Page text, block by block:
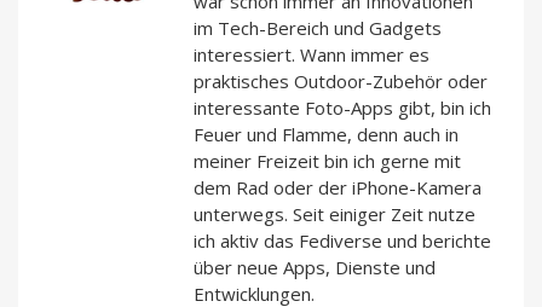
im Tech-Bereich und Gadgets
interessiert. Wann immer es
praktisches Outdoor-Zubehör oder
interessante Foto-Apps gibt, bin ich
Feuer und Flamme, denn auch in
meiner Freizeit bin ich gerne mit
dem Rad oder der iPhone-Kamera
unterwegs. Seit einiger Zeit nutze
ich aktiv das Fediverse und berichte
über neue Apps, Dienste und
Entwicklungen.